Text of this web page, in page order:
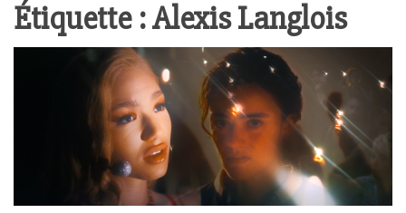
Étiquette :Alexis Langlois